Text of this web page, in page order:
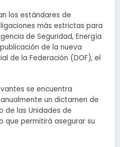
los estándares de
más estrictas para
de Seguridad, Energía
de la nueva
de la Federación (DOF), el
se encuentra
un dictamen de
de las Unidades de
que permitirá asegurar su